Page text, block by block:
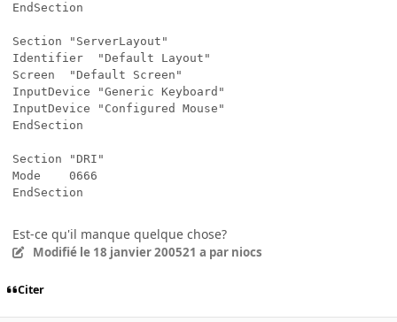
EndSection
Section "ServerLayout"
Identifier	"Default Layout"
Screen  "Default Screen"
InputDevice	"Generic Keyboard"
InputDevice	"Configured Mouse"
EndSection
Section "DRI"
Mode	0666
Est-ce qu'il manque quelque chose?
Modifié le 18 janvier 200521 a par niocs
Citer